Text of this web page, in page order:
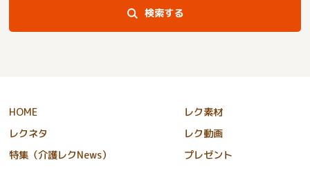
検索する
HOME
レク素材
レクネタ
レク動画
特集（介護レクNews）
プレゼント